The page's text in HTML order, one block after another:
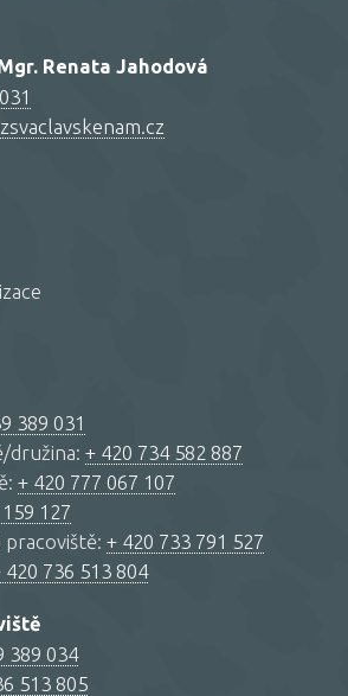
Renata Jahodová
389 031
družina: + 420 734 582 887
+ 420 777 067 107
127
+ 420 733 791 527
420 736 513 804
389 034
513 805